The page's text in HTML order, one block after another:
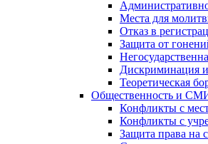
Места для
Отказ в
Защита от
Дискриминация
Теоретическая
Общественность и
Конфликты с
Конфликты с
Защита права на